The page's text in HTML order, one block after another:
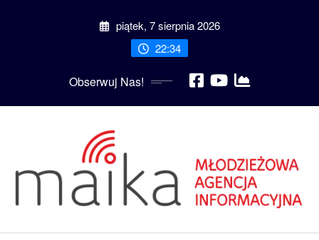
piątek, 7 sierpnia 2026
22:34
Obserwuj Nas!